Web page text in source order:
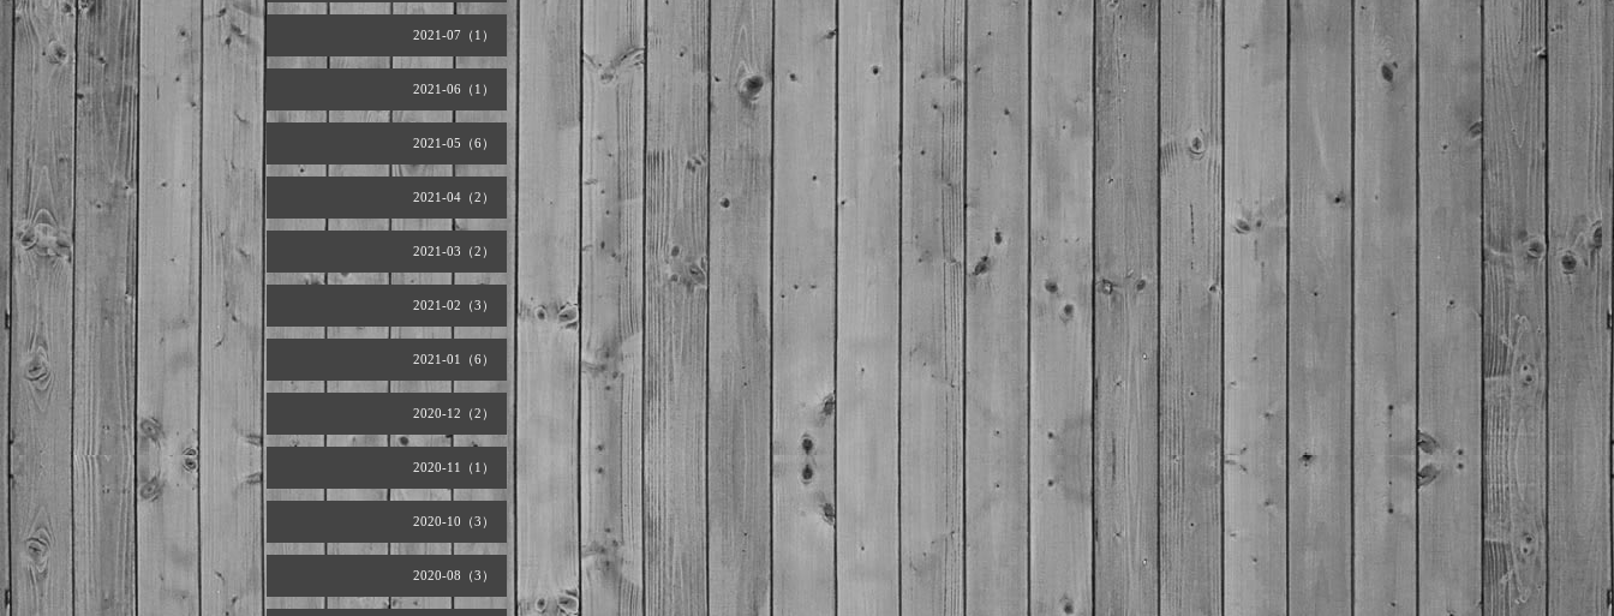
2021-07（1）
2021-06（1）
2021-05（6）
2021-04（2）
2021-03（2）
2021-02（3）
2021-01（6）
2020-12（2）
2020-11（1）
2020-10（3）
2020-08（3）